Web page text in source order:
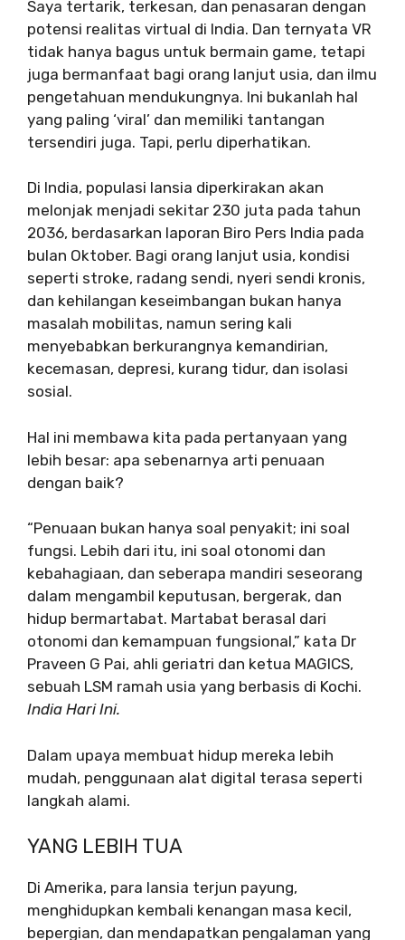
Saya tertarik, terkesan, dan penasaran dengan
potensi realitas virtual di India. Dan ternyata VR
tidak hanya bagus untuk bermain game, tetapi
juga bermanfaat bagi orang lanjut usia, dan ilmu
pengetahuan mendukungnya. Ini bukanlah hal
yang paling ‘viral’ dan memiliki tantangan
tersendiri juga. Tapi, perlu diperhatikan.
Di India, populasi lansia diperkirakan akan
melonjak menjadi sekitar 230 juta pada tahun
2036, berdasarkan laporan Biro Pers India pada
bulan Oktober. Bagi orang lanjut usia, kondisi
seperti stroke, radang sendi, nyeri sendi kronis,
dan kehilangan keseimbangan bukan hanya
masalah mobilitas, namun sering kali
menyebabkan berkurangnya kemandirian,
kecemasan, depresi, kurang tidur, dan isolasi
sosial.
Hal ini membawa kita pada pertanyaan yang
lebih besar: apa sebenarnya arti penuaan
dengan baik?
“Penuaan bukan hanya soal penyakit; ini soal
fungsi. Lebih dari itu, ini soal otonomi dan
kebahagiaan, dan seberapa mandiri seseorang
dalam mengambil keputusan, bergerak, dan
hidup bermartabat. Martabat berasal dari
otonomi dan kemampuan fungsional,” kata Dr
Praveen G Pai, ahli geriatri dan ketua MAGICS,
sebuah LSM ramah usia yang berbasis di Kochi.
India Hari Ini.
Dalam upaya membuat hidup mereka lebih
mudah, penggunaan alat digital terasa seperti
langkah alami.
YANG LEBIH TUA
Di Amerika, para lansia terjun payung,
menghidupkan kembali kenangan masa kecil,
bepergian, dan mendapatkan pengalaman yang